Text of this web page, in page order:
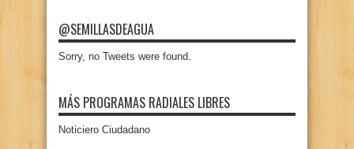
@SEMILLASDEAGUA
Sorry, no Tweets were found.
MÁS PROGRAMAS RADIALES LIBRES
Noticiero Ciudadano